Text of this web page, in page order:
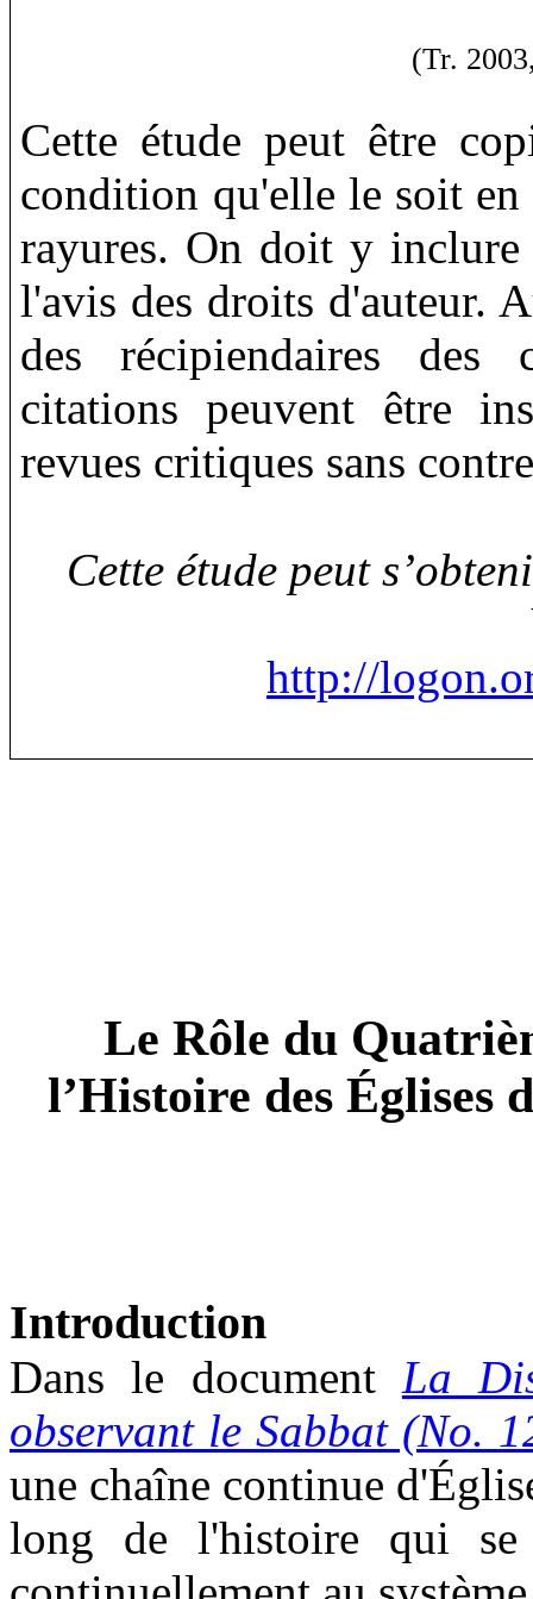
(Tr.
Cette étude peut être
condition qu'elle le soit
rayures. On doit y inclure
l'avis des droits d'auteur.
des récipiendaires des
citations peuvent être
revues critiques sans
Cette étude peut
http://
Le Rôle du
l’Histoire des Églises
Introduction
Dans le document La
observant le Sabbat (No.
une chaîne continue
long de l'histoire qui se